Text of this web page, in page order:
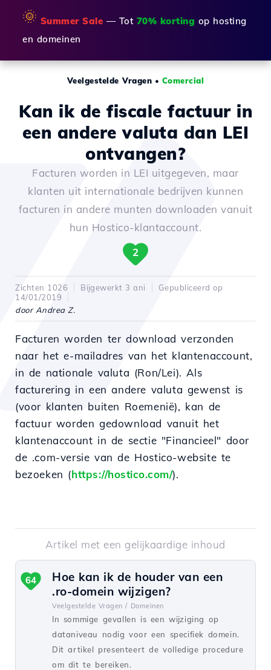
🌞 Summer Sale — Tot 70% korting op hosting
en domeinen
Veelgestelde Vragen • Comercial
Kan ik de fiscale factuur in
een andere valuta dan LEI
ontvangen?
Facturen worden in LEI uitgegeven, maar
klanten uit internationale bedrijven kunnen
facturen in andere munten downloaden vanuit
hun Hostico-klantaccount.
2
Zichten 1026 Bijgewerkt 3 ani
Gepubliceerd op
14/01/2019
door Andrea Z.
Facturen worden ter download verzonden
naar het e-mailadres van het klantenaccount,
in de nationale valuta (Ron/Lei). Als
facturering in een andere valuta gewenst is
(voor klanten buiten Roemenië), kan de
factuur worden gedownload vanuit het
klantenaccount in de sectie "Financieel" door
de .com-versie van de Hostico-website te
bezoeken (https://hostico.com/).
Artikel met een gelijkaardige inhoud
Hoe kan ik de houder van een
.ro-domein wijzigen?
Veelgestelde Vragen / Domeinen
In sommige gevallen is een wijziging op
dataniveau nodig voor een specifiek domein.
Dit artikel presenteert de volledige procedure
om dit te bereiken.
64